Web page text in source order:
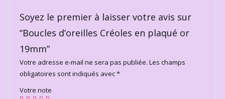
Soyez le premier à laisser votre avis sur
“Boucles d’oreilles Créoles en plaqué or
19mm”
Votre adresse e-mail ne sera pas publiée. Les champs
obligatoires sont indiqués avec*
Votre note